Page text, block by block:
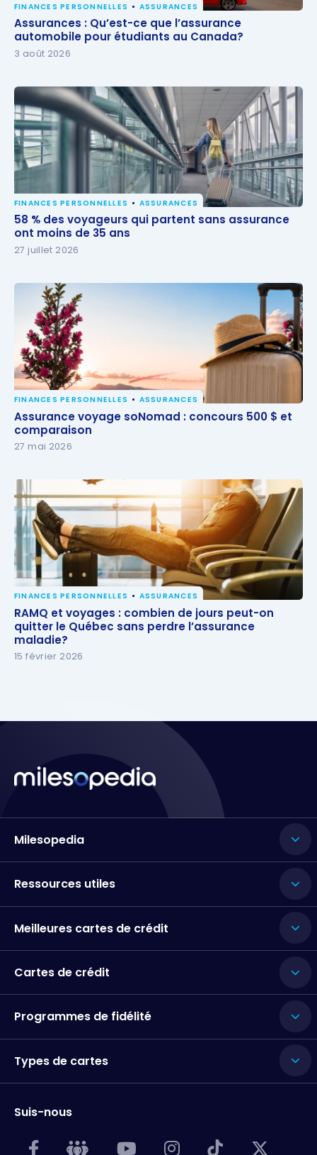
Assurances : Qu’est-ce que l’assurance automobile
pour étudiants au Canada?
FINANCES PERSONNELLES ASSURANCES
Assurances : Qu’est-ce que l’assurance
automobile pour étudiants au Canada?
3 août 2026
58 % des voyageurs qui partent sans assurance ont
moins de 35 ans
FINANCES PERSONNELLES ASSURANCES
58 % des voyageurs qui partent sans assurance
ont moins de 35 ans
27 juillet 2026
Assurance voyage soNomad : concours 500 $ et
comparaison
FINANCES PERSONNELLES ASSURANCES
Assurance voyage soNomad : concours 500 $ et
comparaison
27 mai 2026
RAMQ et voyages : combien de jours peut-on
quitter le Québec sans perdre l’assurance maladie?
FINANCES PERSONNELLES ASSURANCES
RAMQ et voyages : combien de jours peut-on
quitter le Québec sans perdre l’assurance
maladie?
15 février 2026
Milesopedia
Ressources utiles
Meilleures cartes de crédit
Cartes de crédit
Programmes de fidélité
Types de cartes
Suis-nous